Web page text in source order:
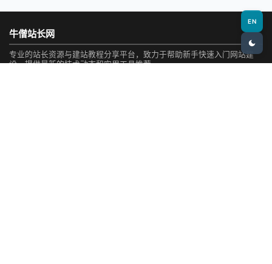
牛僧站长网
专业的站长资源与建站教程分享平台，致力于帮助新手快速入门网站建
设，提供最新的技术动态和实用工具推荐。
EN